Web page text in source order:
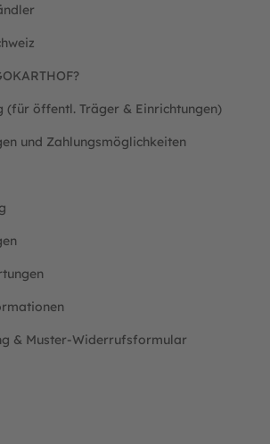
(für öffentl. Träger & Einrichtungen)
und Zahlungsmöglichkeiten
& Muster-Widerrufsformular